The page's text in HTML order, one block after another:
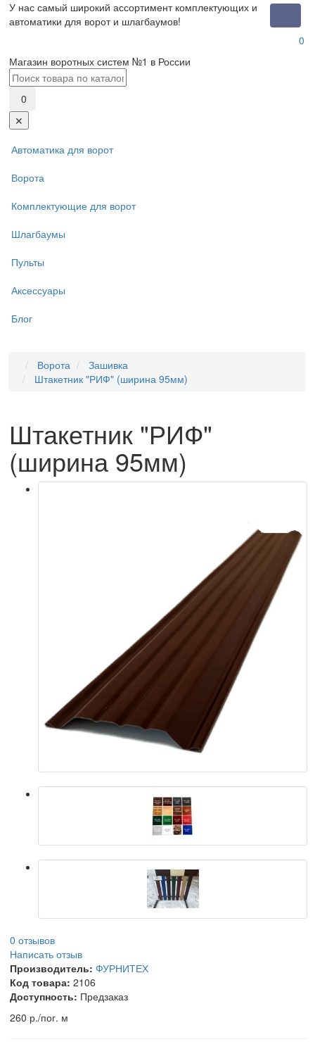
У нас самый широкий ассортимент комплектующих и
автоматики для ворот и шлагбаумов!
0
Магазин воротных систем №1 в России
0
✕
Автоматика для ворот
Ворота
Комплектующие для ворот
Шлагбаумы
Пульты
Аксессуары
Блог
Ворота
Зашивка
Штакетник "РИФ" (ширина 95мм)
Штакетник "РИФ"
(ширина 95мм)
0 отзывов
Написать отзыв
Производитель: ФУРНИТЕХ
Код товара: 2106
Доступность: Предзаказ
260 р./пог. м